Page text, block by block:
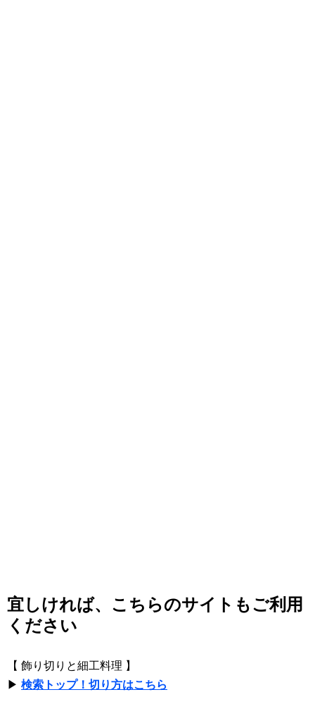
宜しければ、こちらのサイトもご利用
ください
【 飾り切りと細工料理 】
▶ 検索トップ！切り方はこちら